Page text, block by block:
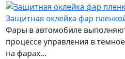
Защитная оклейка фар
Фары в автомобиле
процессе управления в
на фарах…